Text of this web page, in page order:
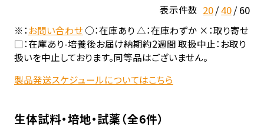
表示件数 20 40 60
※：お問い合わせ○：在庫あり △：在庫わずか ×：取り寄せ
□：在庫あり-培養後お届け納期約2週間 取扱中止：お取り
扱いを中止しております。同等品はございません。
製品発送スケジュールについてはこちら
生体試料・培地・試薬（全6件）